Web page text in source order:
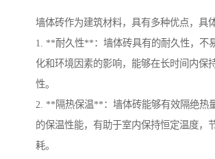
墙体砖作为建筑材料，具有多种优点，具
1. **耐久性**：墙体砖具有的耐久性，不
化和环境因素的影响，能够在长时间内保
性。
2. **隔热保温**：墙体砖能够有效隔绝热
的保温性能，有助于室内保持恒定温度，
耗。